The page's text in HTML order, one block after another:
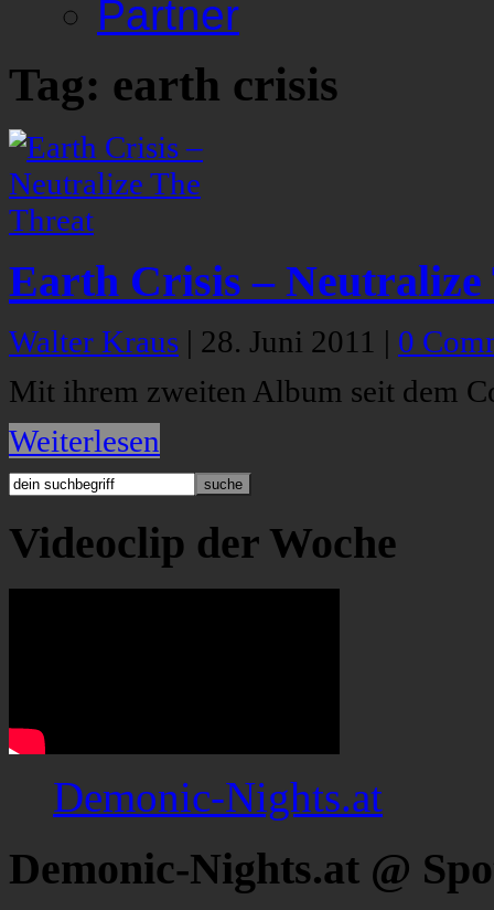
Partner
Tag: earth crisis
Earth Crisis – Neutralize
Walter Kraus | 28. Juni 2011 | 0
Mit ihrem zweiten Album seit dem
Weiterlesen
Videoclip der Woche
Demonic-Nights.at
Demonic-Nights.at @